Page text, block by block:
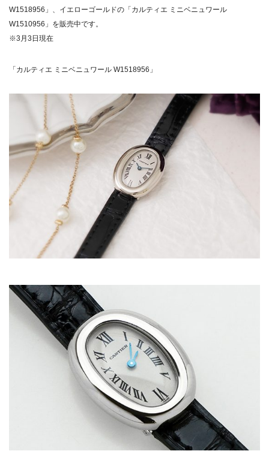
W1518956」、イエローゴールドの「カルティエ ミニベニュワール
W1510956」を販売中です。
※3月3日現在
「カルティエ ミニベニュワール W1518956」